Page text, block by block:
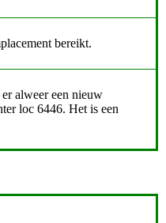
bereikt.
alweer een nieuw
loc 6446. Het is een